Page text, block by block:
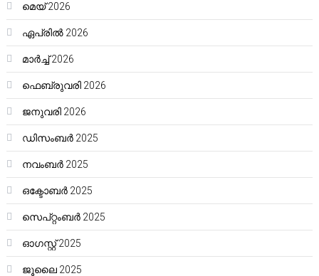
മെയ്‌ 2026
ഏപ്രിൽ 2026
മാർച്ച്‌ 2026
ഫെബ്രുവരി 2026
ജനുവരി 2026
ഡിസംബർ 2025
നവംബർ 2025
ഒക്ടോബർ 2025
സെപ്റ്റംബർ 2025
ഓഗസ്റ്റ്‌ 2025
ജൂലൈ 2025